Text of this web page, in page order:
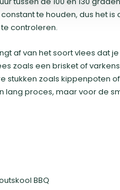
te houden, dus het
controleren.
af van het soort vlees dat
zoals een brisket of
stukken zoals kippenpoten
lang proces, maar voor de